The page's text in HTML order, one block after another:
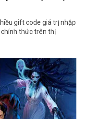
gift code giá trị nhập
chính thức trên thị